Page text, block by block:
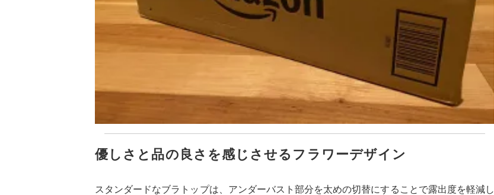
優しさと品の良さを感じさせるフラワーデザイン
スタンダードなブラトップは、アンダーバスト部分を太めの切替にすることで露出度を軽減し